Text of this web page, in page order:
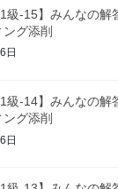
1級-15】みんなの
グ添削
日
1級-14】みんなの
グ添削
日